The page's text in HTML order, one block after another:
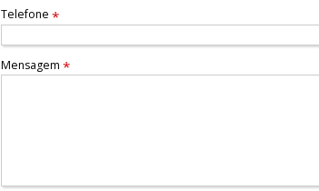
Telefone *
Mensagem *